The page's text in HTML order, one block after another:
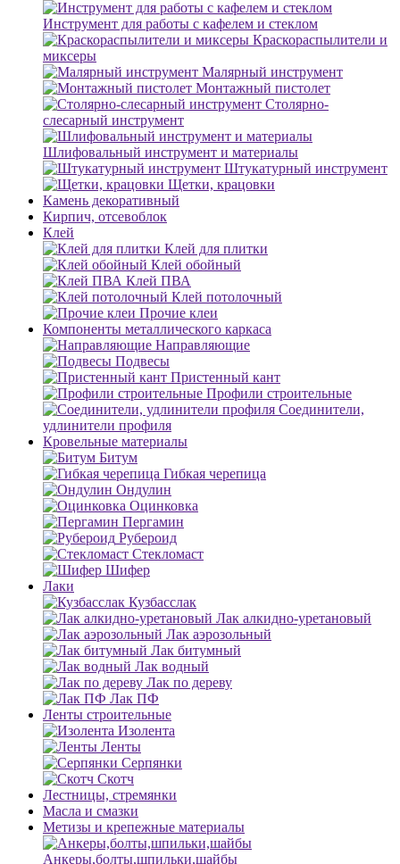
Инструмент для работы с кафелем и стеклом
Краскораспылители и
миксеры
Малярный инструмент
Монтажный пистолет
Столярно-
слесарный инструмент
Шлифовальный инструмент и материалы
Штукатурный инструмент
Щетки, крацовки
Камень декоративный
Кирпич, отсевоблок
Клей
Клей для плитки
Клей обойный
Клей ПВА
Клей потолочный
Прочие клеи
Компоненты металлического каркаса
Направляющие
Подвесы
Пристенный кант
Профили строительные
Соединители,
удлинители профиля
Кровельные материалы
Битум
Гибкая черепица
Ондулин
Оцинковка
Пергамин
Рубероид
Стекломаст
Шифер
Лаки
Кузбасслак
Лак алкидно-уретановый
Лак аэрозольный
Лак битумный
Лак водный
Лак по дереву
Лак ПФ
Ленты строительные
Изолента
Ленты
Серпянки
Скотч
Лестницы, стремянки
Масла и смазки
Метизы и крепежные материалы
Анкеры,болты,шпильки,шайбы